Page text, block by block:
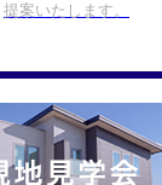
提案いたします。